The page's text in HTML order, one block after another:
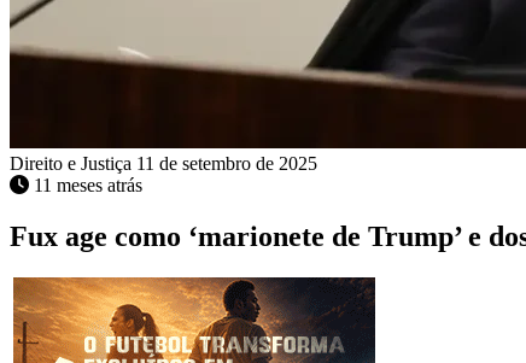
Direito e Justiça 11 de setembro de 2025
11 meses atrás
Fux age como ‘marionete de Trump’ e